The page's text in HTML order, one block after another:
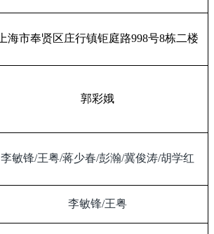
上海市奉贤区庄行镇钜庭路998号8栋二楼
郭彩娥
李敏锋/王粤/蒋少春/彭瀚/冀俊涛/胡学红
李敏锋/王粤